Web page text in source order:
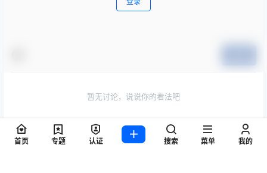
暂无讨论，说说你的看法吧
Copyright © 2026
伯乐标
首页 专题 认证 搜索 菜单 我的